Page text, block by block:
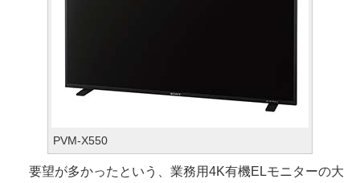
PVM-X550
要望が多かったという、業務用4K有機ELモニターの大